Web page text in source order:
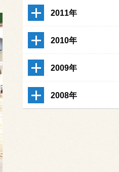
2011年
2010年
2009年
2008年